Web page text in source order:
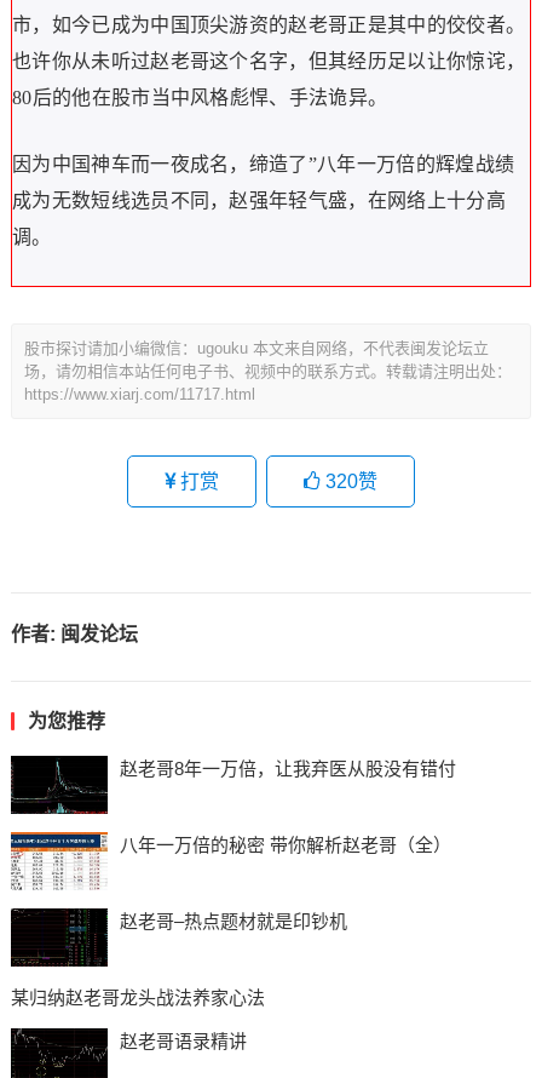
市，如今已成为中国顶尖游资的赵老哥正是其中的佼佼者。
也许你从未听过赵老哥这个名字，但其经历足以让你惊诧，
80后的他在股市当中风格彪悍、手法诡异。
因为中国神车而一夜成名，缔造了”八年一万倍的辉煌战绩
成为无数短线选员不同，赵强年轻气盛，在网络上十分高
调。
股市探讨请加小编微信：ugouku 本文来自网络，不代表闽发论坛立
场，请勿相信本站任何电子书、视频中的联系方式。转载请注明出处：
https://www.xiarj.com/11717.html
打赏 320赞
作者: 闽发论坛
为您推荐
赵老哥8年一万倍，让我弃医从股没有错付
八年一万倍的秘密 带你解析赵老哥（全）
赵老哥–热点题材就是印钞机
某归纳赵老哥龙头战法养家心法
赵老哥语录精讲